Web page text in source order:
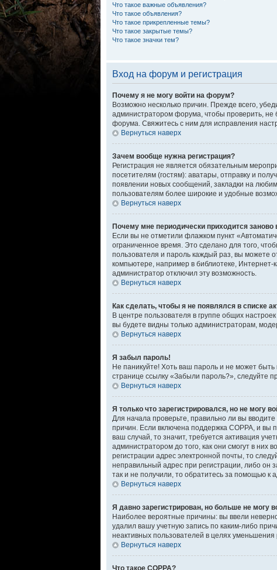
Что такое важные объявления?
Что такое объявления?
Что такое прикрепленные темы?
Что такое закрытые темы?
Что такое значки тем?
Вход на форум и регистрация
Почему я не могу войти на форум?
Возможно несколько причин. Прежде всего,
администратором форума, чтобы проверить, не
форума. Свяжитесь с ним для исправления
Вернуться наверх
Зачем вообще нужна регистрация?
Регистрация не является обязательным
посетителям (гостям): аватары, отправку и
появлении новых сообщений, закладки на
пользователям более широкие и удобные
Вернуться наверх
Почему мне периодически приходится заново
Если вы не отметили флажком пункт
ограниченное время. Это сделано для того,
пользователя и пароль каждый раз, вы можете
компьютере, например в библиотеке, Интернет-
администратор отключил эту возможность.
Вернуться наверх
Как сделать, чтобы я не появлялся в списке
В центре пользователя в группе общих
вы будете видны только администраторам,
Вернуться наверх
Я забыл пароль!
Не паникуйте! Хоть ваш пароль и не может быть
странице ссылку «Забыли пароль?», следуйте
Вернуться наверх
Я только что зарегистрировался, но не могу
Для начала проверьте, правильно ли вы
причин. Если включена поддержка COPPA, и вы
ваш случай, то значит, требуется активация
администратором до того, как они смогут в
регистрации адрес электронной почты, то
неправильный адрес при регистрации, либо он
так и не получили, то обратитесь за помощью к
Вернуться наверх
Я давно зарегистрирован, но больше не могу
Наиболее вероятные причины: вы ввели
удалил вашу учетную запись по каким-либо
неактивных пользователей в целях уменьшения
Вернуться наверх
Что такое COPPA?